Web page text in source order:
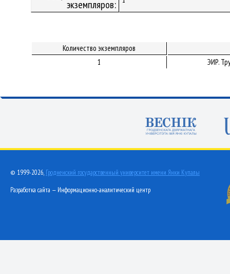
экземпляров:
Количество экземпляров
1
ЭИР.
© 1999-2026, Гродненский государственный университет имени Янки Купалы
Разработка сайта — Информационно-аналитический центр